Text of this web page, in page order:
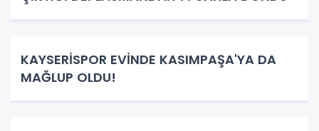
KAYSERİSPOR EVİNDE KASIMPAŞA'YA DA
MAĞLUP OLDU!